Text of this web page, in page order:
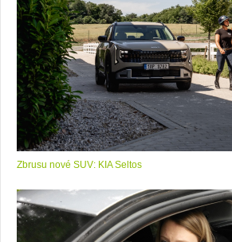
Zbrusu nové SUV: KIA Seltos